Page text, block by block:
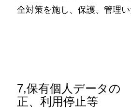
全対策を施し、保護、管理い
7,保有個人データの
正、利用停止等